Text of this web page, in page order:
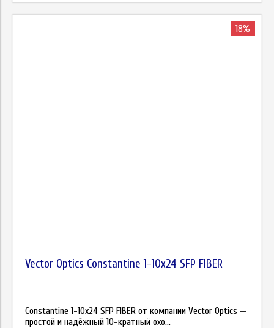
18%
Vector Optics Constantine 1-10x24 SFP FIBER
Constantine 1-10x24 SFP FIBER от компании Vector Optics —
простой и надёжный 10-кратный охо...